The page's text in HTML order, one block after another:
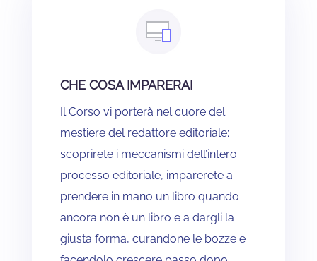
CHE COSA IMPARERAI
Il Corso vi porterà nel cuore del
mestiere del redattore editoriale:
scoprirete i meccanismi dell’intero
processo editoriale, imparerete a
prendere in mano un libro quando
ancora non è un libro e a dargli la
giusta forma, curandone le bozze e